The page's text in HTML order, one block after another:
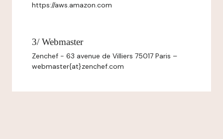
https://aws.amazon.com
3/ Webmaster
Zenchef - 63 avenue de Villiers 75017 Paris –
webmaster{at}zenchef.com